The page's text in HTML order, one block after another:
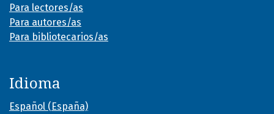
Para lectores/as
Para autores/as
Para bibliotecarios/as
Idioma
Español (España)